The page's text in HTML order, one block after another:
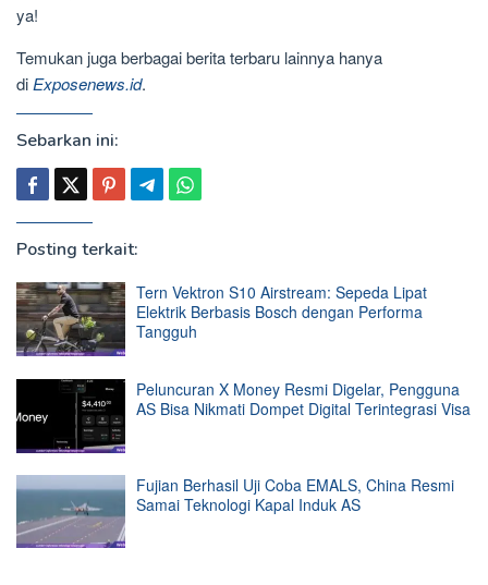
ya!
Temukan juga berbagai berita terbaru lainnya hanya
di Exposenews.id.
Sebarkan ini:
Posting terkait:
Tern Vektron S10 Airstream: Sepeda Lipat
Elektrik Berbasis Bosch dengan Performa
Tangguh
Peluncuran X Money Resmi Digelar, Pengguna
AS Bisa Nikmati Dompet Digital Terintegrasi Visa
Fujian Berhasil Uji Coba EMALS, China Resmi
Samai Teknologi Kapal Induk AS